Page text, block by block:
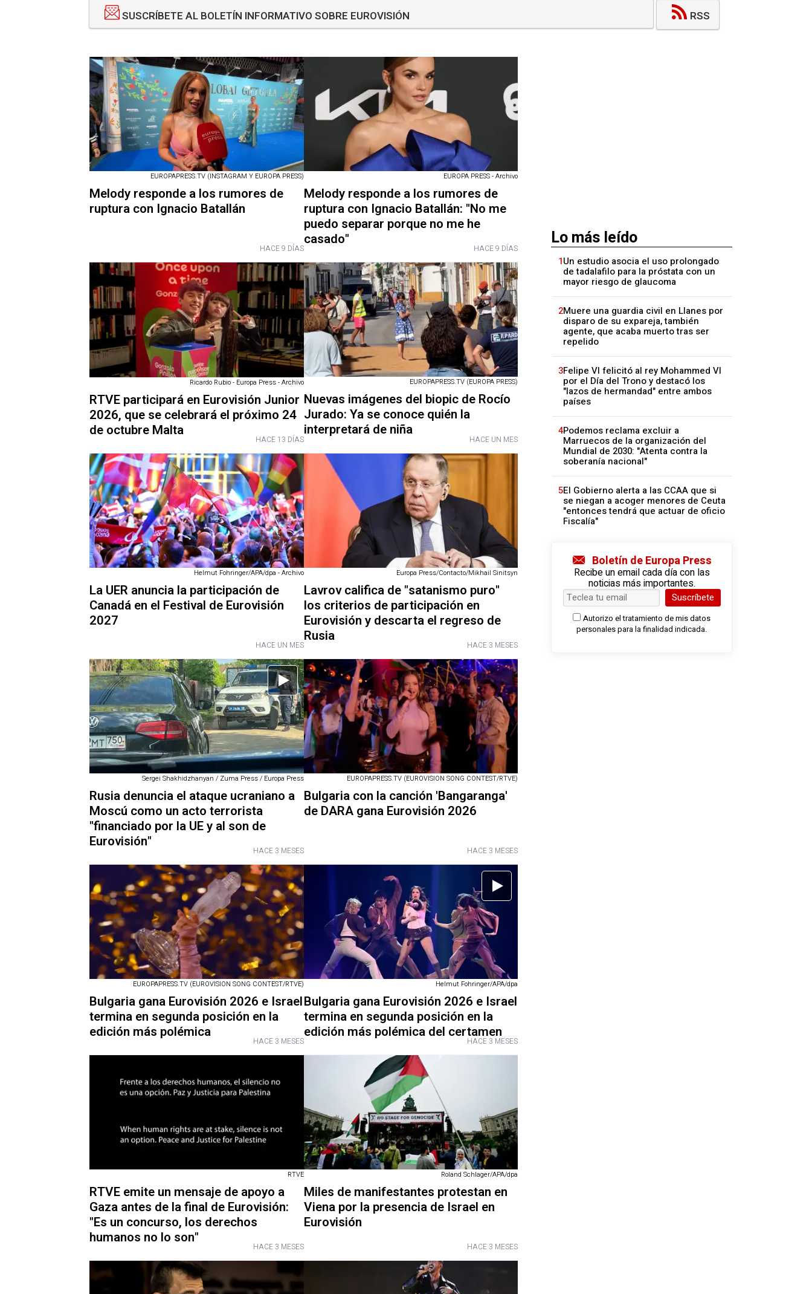
SUSCRÍBETE AL BOLETÍN INFORMATIVO SOBRE EUROVISIÓN RSS
EUROPAPRESS.TV (INSTAGRAM Y EUROPA PRESS)
Melody responde a los rumores de
ruptura con Ignacio Batallán
HACE 9 DÍAS
EUROPA PRESS - Archivo
Melody responde a los rumores de
ruptura con Ignacio Batallán: "No me
puedo separar porque no me he
casado"
HACE 9 DÍAS
Ricardo Rubio - Europa Press - Archivo
RTVE participará en Eurovisión Junior
2026, que se celebrará el próximo 24
de octubre Malta
HACE 13 DÍAS
EUROPAPRESS.TV (EUROPA PRESS)
Nuevas imágenes del biopic de Rocío
Jurado: Ya se conoce quién la
interpretará de niña
HACE UN MES
Helmut Fohringer/APA/dpa - Archivo
La UER anuncia la participación de
Canadá en el Festival de Eurovisión
2027
HACE UN MES
Europa Press/Contacto/Mikhail Sinitsyn
Lavrov califica de "satanismo puro"
los criterios de participación en
Eurovisión y descarta el regreso de
Rusia
HACE 3 MESES
Sergei Shakhidzhanyan / Zuma Press / Europa Press
Rusia denuncia el ataque ucraniano a
Moscú como un acto terrorista
"financiado por la UE y al son de
Eurovisión"
HACE 3 MESES
EUROPAPRESS.TV (EUROVISION SONG CONTEST/RTVE)
Bulgaria con la canción 'Bangaranga'
de DARA gana Eurovisión 2026
HACE 3 MESES
EUROPAPRESS.TV (EUROVISION SONG CONTEST/RTVE)
Bulgaria gana Eurovisión 2026 e Israel
termina en segunda posición en la
edición más polémica
HACE 3 MESES
Helmut Fohringer/APA/dpa
Bulgaria gana Eurovisión 2026 e Israel
termina en segunda posición en la
edición más polémica del certamen
HACE 3 MESES
RTVE
RTVE emite un mensaje de apoyo a
Gaza antes de la final de Eurovisión:
"Es un concurso, los derechos
humanos no lo son"
HACE 3 MESES
Roland Schlager/APA/dpa
Miles de manifestantes protestan en
Viena por la presencia de Israel en
Eurovisión
HACE 3 MESES
Lo más leído
1Un estudio asocia el uso prolongado
de tadalafilo para la próstata con un
mayor riesgo de glaucoma
2Muere una guardia civil en Llanes por
disparo de su expareja, también
agente, que acaba muerto tras ser
repelido
3Felipe VI felicitó al rey Mohammed VI
por el Día del Trono y destacó los
"lazos de hermandad" entre ambos
países
4Podemos reclama excluir a
Marruecos de la organización del
Mundial de 2030: "Atenta contra la
soberanía nacional"
5El Gobierno alerta a las CCAA que si
se niegan a acoger menores de Ceuta
"entonces tendrá que actuar de oficio
Fiscalía"
Boletín de Europa Press
Recibe un email cada día con las
noticias más importantes.
Suscríbete
Autorizo el tratamiento de mis datos
personales para la finalidad indicada.